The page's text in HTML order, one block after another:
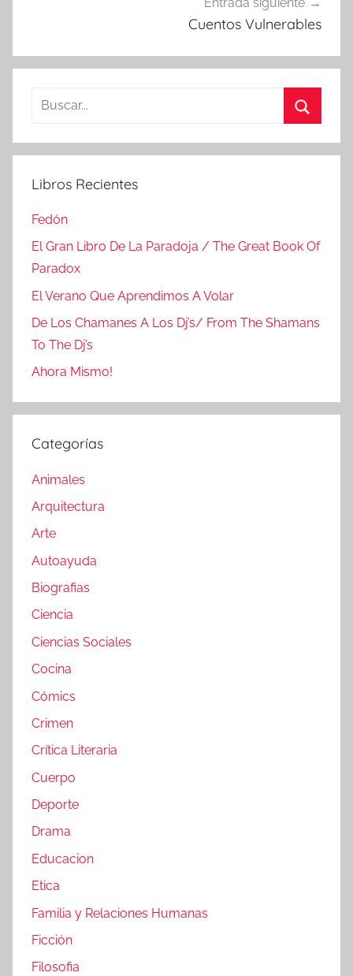
Cuentos Vulnerables
Buscar:
Libros Recientes
Fedón
El Gran Libro De La Paradoja / The Great Book Of
Paradox
El Verano Que Aprendimos A Volar
De Los Chamanes A Los Dj’s/ From The Shamans
To The Dj’s
Ahora Mismo!
Categorías
Animales
Arquitectura
Arte
Autoayuda
Biografias
Ciencia
Ciencias Sociales
Cocina
Cómics
Crimen
Crítica Literaria
Cuerpo
Deporte
Drama
Educacion
Etica
Familia y Relaciones Humanas
Ficción
Filosofia